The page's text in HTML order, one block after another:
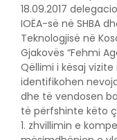
18.09.2017
IOËA-së në SHBA
Teknologjisë në
Gjakovës “Fehmi
Qëllimi i kësaj
identifikohen
dhe të vendosen
të përfshinte këto
1. zhvillimin e